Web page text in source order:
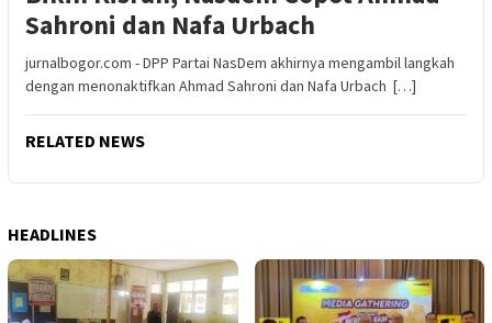
Sahroni dan Nafa Urbach
jurnalbogor.com - DPP Partai NasDem akhirnya mengambil langkah
dengan menonaktifkan Ahmad Sahroni dan Nafa Urbach […]
RELATED NEWS
HEADLINES